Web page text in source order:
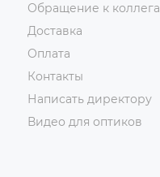
Обращение к
Доставка
Оплата
Контакты
Написать директору
Видео для оптиков